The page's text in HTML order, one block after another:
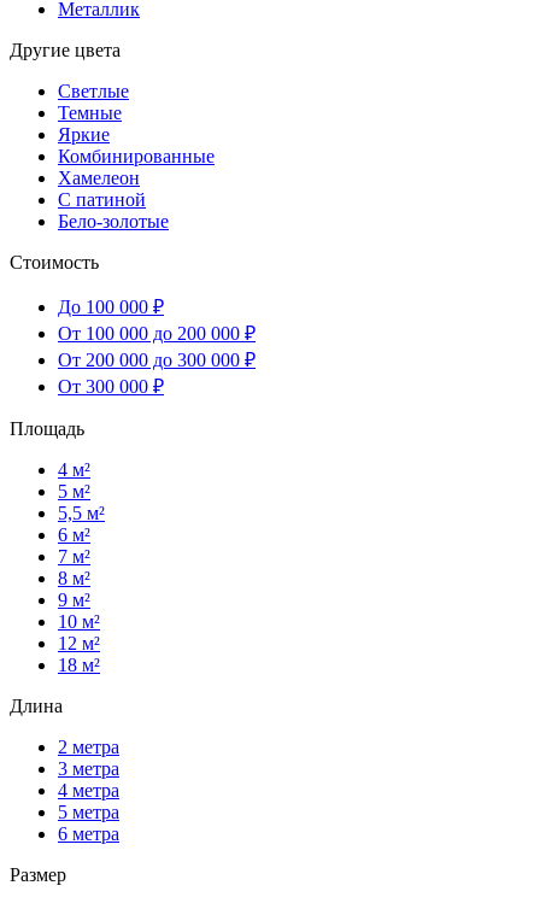
Металлик
Другие цвета
Светлые
Темные
Яркие
Комбинированные
Хамелеон
С патиной
Бело-золотые
Стоимость
До 100 000 ₽
От 100 000 до 200 000 ₽
От 200 000 до 300 000 ₽
От 300 000 ₽
Площадь
4 м²
5 м²
5,5 м²
6 м²
7 м²
8 м²
9 м²
10 м²
12 м²
18 м²
Длина
2 метра
3 метра
4 метра
5 метра
6 метра
Размер